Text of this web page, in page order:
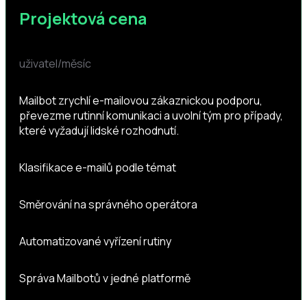
Projektová cena
uživatel/měsíc
Mailbot zrychlí e-mailovou zákaznickou podporu,
převezme rutinní komunikaci a uvolní tým pro případy,
které vyžadují lidské rozhodnutí.
Klasifikace e-mailů podle témat
Směrování na správného operátora
Automatizované vyřízení rutiny
Správa Mailbotů v jedné platformě